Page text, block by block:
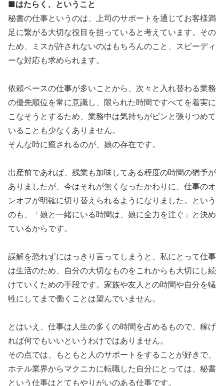
■はたらく、ということ
秘書の仕事というのは、上司のサポートを通じてお客様満
足に繋がる大切な役目を担っていると考えています。その
ため、ミスが許されないのはもちろんのこと、スピーディ
ーな対応も求められます。
依頼ベースの仕事が多いことから、次々と入れ替わる業務
の優先順位を常に意識し、限られた時間ですべてを着実に
こなそうとするため、業務中は気持ちがピンと張りつめて
いることも少なくありません。
そんな時に癒されるのが、娘の存在です。
出産前であれば、残業も加味してある程度の時間の猶予が
ありましたが、今はそれが無くなったかわりに、仕事のオ
ンオフが明確に切り替えられるようになりました。という
のも、「娘と一緒にいる時間は、娘に全力を注ぐ」と決め
ているからです。
誤解を恐れずにはっきり言ってしまうと、私にとって仕事
は生活のため、自分の大切なものをこれからも大切にし続
けていくための手段です。家族や友人との時間や自分を犠
牲にしてまで働くことは望んでいません。
とはいえ、仕事は人生の多くの時間を占めるもので、稼げ
れば何でもいいというわけではありません。
その点では、もともと人のサポートをすることが好きで、
ホテル業界からマクニカに転職した自分にとっては、秘書
という仕事はとてもやりがいのある仕事です。